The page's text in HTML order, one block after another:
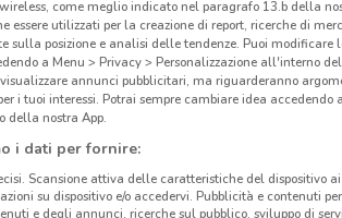
961 m
dal
come meglio indicato nel paragrafo 13.b della
essere utilizzati per la creazione di report, ricerche di
sulla posizione e analisi delle tendenze. Puoi modificare
a Menu > Privacy > Personalizzazione all'interno
annunci pubblicitari, ma riguarderanno
i tuoi interessi. Potrai sempre cambiare idea accedendo
della nostra App.
i dati per fornire:
Scansione attiva delle caratteristiche del dispositivo
su dispositivo e/o accedervi. Pubblicità e contenuti
e degli annunci, ricerche sul pubblico, sviluppo di